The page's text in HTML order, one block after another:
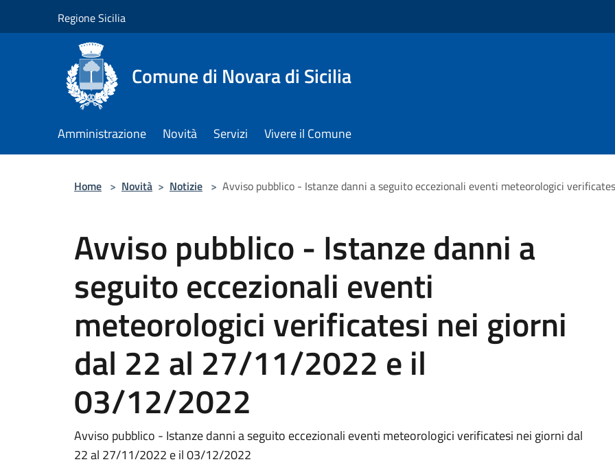
Regione Sicilia
Comune di Novara di Sicilia
Amministrazione Novità Servizi Vivere il Comune
Home > Novità > Notizie > Avviso pubblico - Istanze danni a seguito eccezionali eventi meteorologici
Avviso pubblico - Istanze danni a
seguito eccezionali eventi
meteorologici verificatesi nei giorni
dal 22 al 27/11/2022 e il
03/12/2022
Avviso pubblico - Istanze danni a seguito eccezionali eventi meteorologici verificatesi nei giorni dal
22 al 27/11/2022 e il 03/12/2022